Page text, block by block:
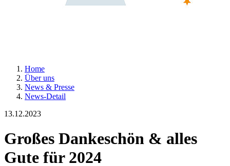
Home
Über uns
News & Presse
News-Detail
13.12.2023
Großes Dankeschön & alles
Gute für 2024